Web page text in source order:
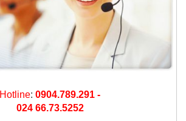
Hotline: 0904.789.291 -
024 66.73.5252